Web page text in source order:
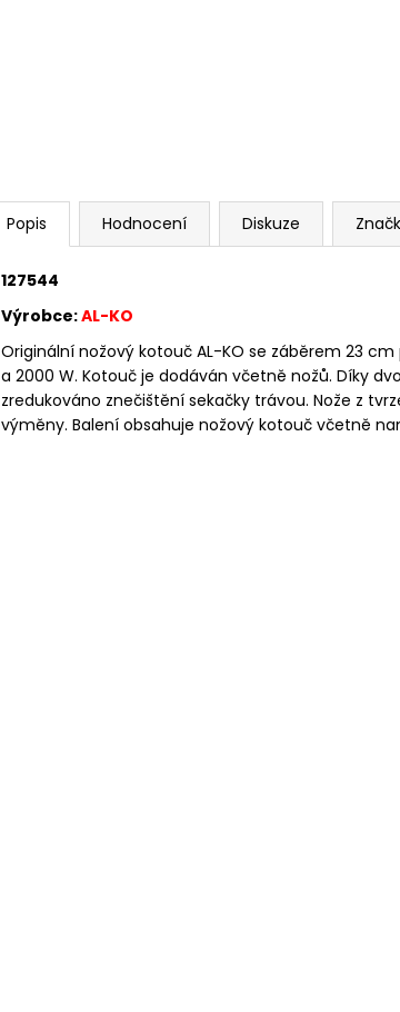
Popis Hodnocení Diskuze
127544
Výrobce:AL-KO
Originální nožový kotouč AL-KO se záběrem 23
a 2000 W. Kotouč je dodáván včetně nožů. Díky
zredukováno znečištění sekačky trávou. Nože z
výměny. Balení obsahuje nožový kotouč včetně